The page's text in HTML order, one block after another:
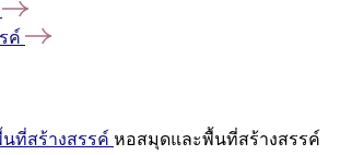
ค์
ที่สร้างสรรค์ หอสมุดและพื้นที่สร้างสรรค์